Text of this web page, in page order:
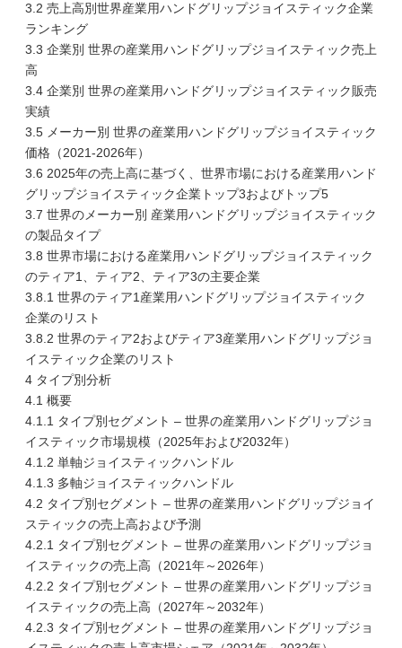
3.2 売上高別世界産業用ハンドグリップジョイスティック企業
ランキング
3.3 企業別 世界の産業用ハンドグリップジョイスティック売上
高
3.4 企業別 世界の産業用ハンドグリップジョイスティック販売
実績
3.5 メーカー別 世界の産業用ハンドグリップジョイスティック
価格（2021-2026年）
3.6 2025年の売上高に基づく、世界市場における産業用ハンド
グリップジョイスティック企業トップ3およびトップ5
3.7 世界のメーカー別 産業用ハンドグリップジョイスティック
の製品タイプ
3.8 世界市場における産業用ハンドグリップジョイスティック
のティア1、ティア2、ティア3の主要企業
3.8.1 世界のティア1産業用ハンドグリップジョイスティック
企業のリスト
3.8.2 世界のティア2およびティア3産業用ハンドグリップジョ
イスティック企業のリスト
4 タイプ別分析
4.1 概要
4.1.1 タイプ別セグメント – 世界の産業用ハンドグリップジョ
イスティック市場規模（2025年および2032年）
4.1.2 単軸ジョイスティックハンドル
4.1.3 多軸ジョイスティックハンドル
4.2 タイプ別セグメント – 世界の産業用ハンドグリップジョイ
スティックの売上高および予測
4.2.1 タイプ別セグメント – 世界の産業用ハンドグリップジョ
イスティックの売上高（2021年～2026年）
4.2.2 タイプ別セグメント – 世界の産業用ハンドグリップジョ
イスティックの売上高（2027年～2032年）
4.2.3 タイプ別セグメント – 世界の産業用ハンドグリップジョ